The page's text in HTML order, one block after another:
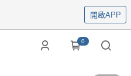
開啟APP
0